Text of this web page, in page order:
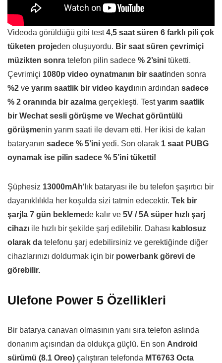
Videoda görüldüğü gibi test4,5 saat süren 6 farklı pili çok
tüketen projeden oluşuyordu. Bir saat süren çevrimiçi
müzikten sonra telefon pilin sadece % 2’sini tüketti.
Çevrimiçi 1080p video oynatmanın bir saatinden sonra
%2 ve yarım saatlik bir video kaydının ardından sadece
% 2 oranında bir azalma gerçekleşti. Testyarım saatlik
bir Wechat sesli görüşme ve Wechat görüntülü
görüşmenin yarım saati ile devam etti. Her ikisi de kalan
bataryanın sadece % 5’ini yedi. Son olarak 1 saat PUBG
oynamak ise pilin sadece % 5’ini tüketti!
Şüphesiz 13000mAh‘lık bataryası ile bu telefon şaşırtıcı bir
dayanıklılıkla her koşulda sizi tatmin edecektir. Tek bir
şarjla 7 gün beklemede kalır ve 5V / 5A süper hızlı şarj
cihazı ile hızlı bir şekilde şarj edilebilir. Dahası kablosuz
olarak da telefonu şarj edebilirsiniz ve gerektiğinde diğer
cihazlarınızı doldurmak için bir powerbank görevi de
görebilir.
Ulefone Power 5 Özellikleri
Bir batarya canavarı olmasının yanı sıra telefon aslında
donanım açısından da oldukça güçlü. En son Android
sürümü (8.1 Oreo) çalıştıran telefonda MT6763 Octa